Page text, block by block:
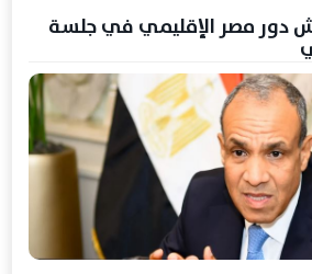
دور مصر الإقليمي في جلسة